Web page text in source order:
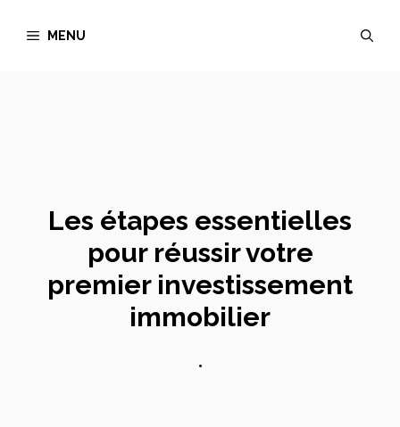
MENU
Les étapes essentielles
pour réussir votre
premier investissement
immobilier
•